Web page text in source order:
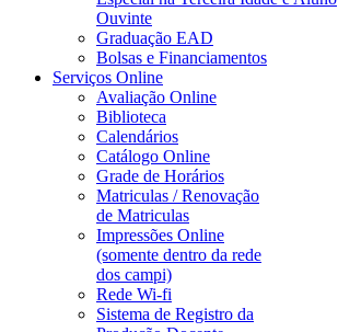
Ouvinte
Graduação EAD
Bolsas e Financiamentos
Serviços Online
Avaliação Online
Biblioteca
Calendários
Catálogo Online
Grade de Horários
Matriculas / Renovação
de Matriculas
Impressões Online
(somente dentro da rede
dos campi)
Rede Wi-fi
Sistema de Registro da